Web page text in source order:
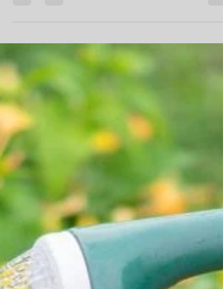
secara periodik di...